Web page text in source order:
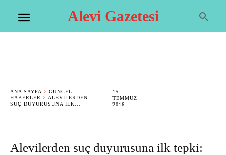
Alevi Gazetesi
ANA SAYFA
GÜNCEL
HABERLER
ALEVILERDEN
SUÇ DUYURUSUNA ILK...
15
TEMMUZ
2016
Alevilerden suç duyurusuna ilk tepki: